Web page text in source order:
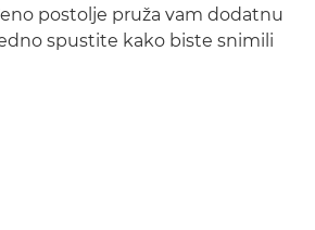
postolje pruža vam dodatnu
spustite kako biste snimili